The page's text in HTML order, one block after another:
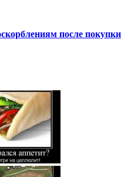
после покупки